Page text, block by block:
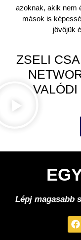
azoknak, akik nem
mások is
jövőjük
ZSELI
Lépj magasabb